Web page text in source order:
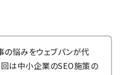
悩みをウェブパンが代
回は中小企業のSEO施策の